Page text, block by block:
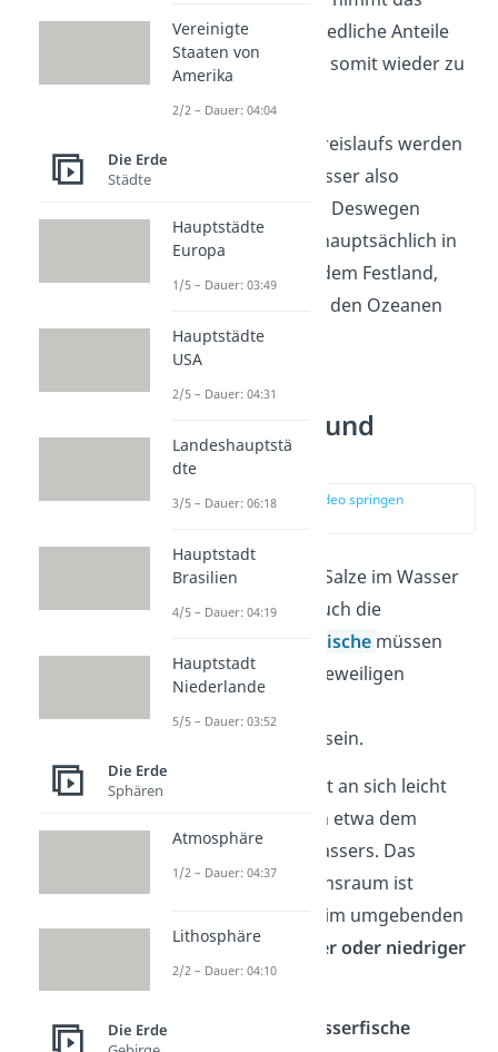
Wasser dann unterschiedliche Anteile
Salzenauf und wird somit wieder zu
Während des Wasserkreislaufs werden
Süßwasser und Salzwasser also
. Deswegen
findest du Süßwasser hauptsächlich in
Binnengewässern auf dem Festland,
während Salzwasser in den Ozeanen
vorkommt.
Fische im Süß- und
Salzwasser
zur Stelle im Video springen
Die Konzentration der Salze im Wasser
beeinflusst natürlich auch die
Fische müssen
beispielsweise an den jeweiligen
Umgebung angepasst sein.
Das
von Fischen ist an sich leicht
salzig und entspricht in etwa dem
Salzgehalt des Brackwassers. Das
bedeutet: Je nach Lebensraum ist
im umgebenden
Wasserentweder höher oder niedriger
als in ihrem Blut.
Deswegen sind
Süßwasserfische
Vereinigte
Staaten von
Amerika
2/2 – Dauer: 04:04
Die Erde
Städte
Hauptstädte
Europa
1/5 – Dauer: 03:49
Hauptstädte
USA
2/5 – Dauer: 04:31
Landeshauptstä
dte
3/5 – Dauer: 06:18
Hauptstadt
Brasilien
4/5 – Dauer: 04:19
Hauptstadt
Niederlande
5/5 – Dauer: 03:52
Die Erde
Sphären
Atmosphäre
1/2 – Dauer: 04:37
Lithosphäre
2/2 – Dauer: 04:10
Die Erde